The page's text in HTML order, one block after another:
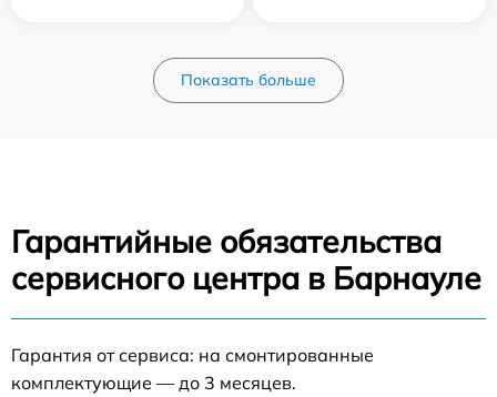
Показать больше
Гарантийные обязательства
сервисного центра в Барнауле
Гарантия от сервиса: на смонтированные
комплектующие — до 3 месяцев.